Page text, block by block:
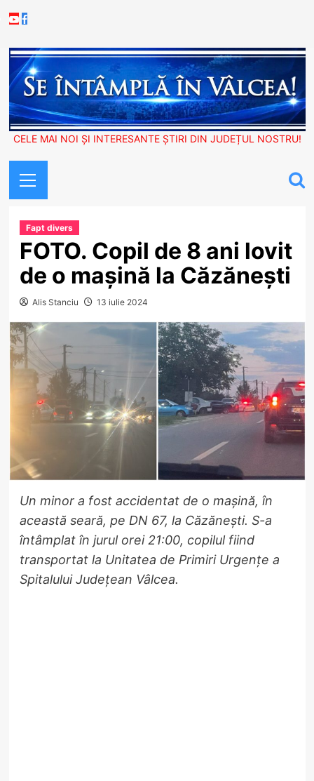
to
Youtube
Facebook
CELE MAI NOI ȘI INTERESANTE ȘTIRI DIN JUDEȚUL NOSTRU!
Menu
Fapt divers
FOTO. Copil de 8 ani lovit
de o mașină la Căzănești
Alis Stanciu 13 iulie 2024
Un minor a fost accidentat de o mașină, în
această seară, pe DN 67, la Căzănești. S-a
întâmplat în jurul orei 21:00, copilul fiind
transportat la Unitatea de Primiri Urgențe a
Spitalului Județean Vâlcea.